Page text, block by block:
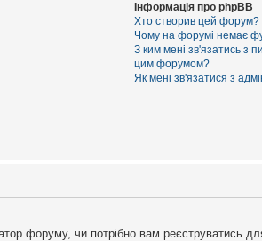
Інформація про phpBB
Хто створив цей форум?
Чому на форумі немає
З ким мені зв'язатись з
цим форумом?
Як мені зв'язатися з
форуму, чи потрібно вам реєструватись